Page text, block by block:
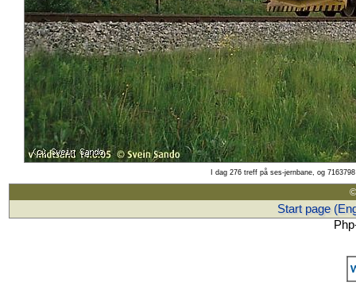
I dag 276 treff på ses-jernbane, og
Start page